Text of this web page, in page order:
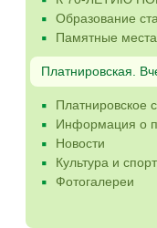
Образование
Памятные места
Платнировская.
Платнировское
Информация о
Новости
Культура и спорт
Фотогалереи